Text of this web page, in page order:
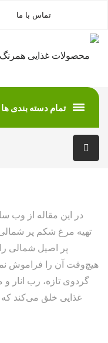
تماس با ما
تمام دسته بندی ها
در این مقاله از وب
تهیه مرغ شکم پر
پر اصیل شمالی را
هیچ‌وقت آن را فراموش
گردوی تازه، رب انار
غذایی خلق می‌کند